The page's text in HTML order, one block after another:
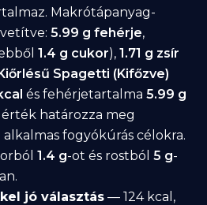
Makrótápanyag-
vetítve:5.99 g fehérje,
1.4 g cukor),1.71 g zsír
Spagetti (Kifőzve)
és fehérjetartalma5.99 g
határozza meg
fogyókúrás célokra.
1.4 g-ot és rostból5 g-
jó választás — 124 kcal,